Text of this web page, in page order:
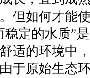
但如何才能
稳定的水质”
适的环境中
于原始生态